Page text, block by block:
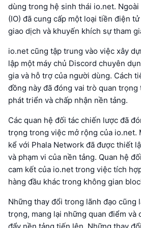
dùng trong hệ sinh thái io.net. Ngoài
(IO) đã cung cấp một loại tiền điện
giao dịch và khuyến khích sự tham
io.net cũng tập trung vào việc xây
lập một máy chủ Discord chuyên
gia và hỗ trợ của người dùng. Cách
đồng này đã đóng vai trò quan
phát triển và chấp nhận nền tảng.
Các quan hệ đối tác chiến lược đã
trọng trong việc mở rộng của io.net.
kể với Phala Network đã được thiết
và phạm vi của nền tảng. Quan hệ
cam kết của io.net trong việc tích
hàng đầu khác trong không gian
Những thay đổi trong lãnh đạo cũng
trọng, mang lại những quan điểm và